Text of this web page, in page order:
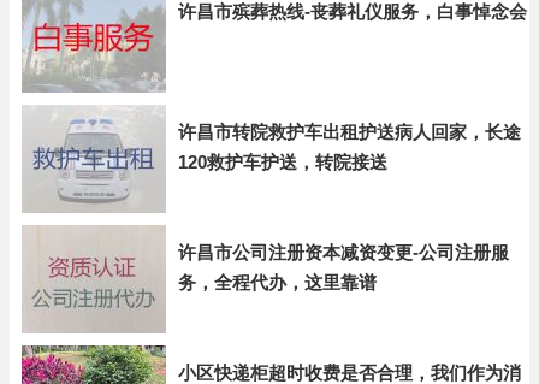
许昌市殡葬热线-丧葬礼仪服务，白事悼念会
许昌市转院救护车出租护送病人回家，长途
120救护车护送，转院接送
许昌市公司注册资本减资变更-公司注册服
务，全程代办，这里靠谱
小区快递柜超时收费是否合理，我们作为消